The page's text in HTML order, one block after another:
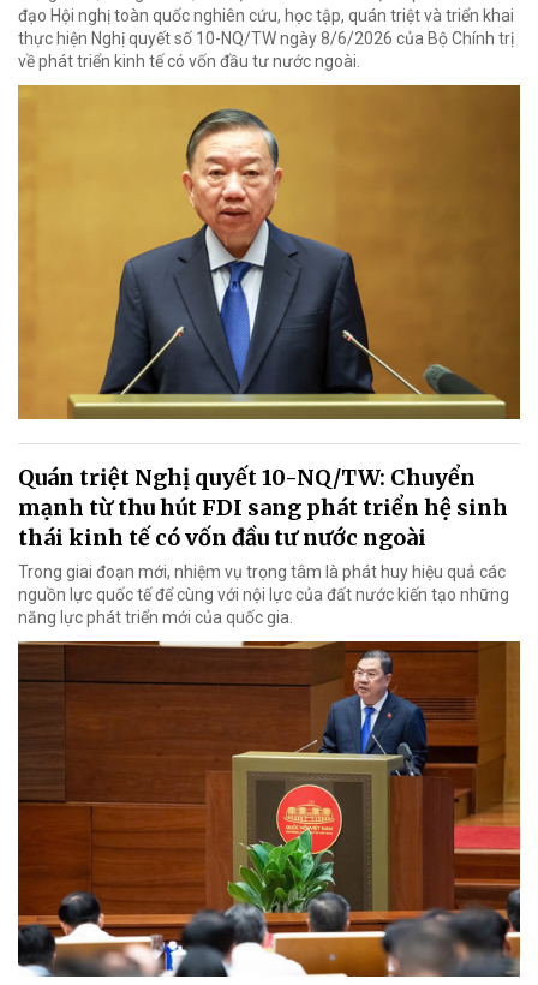
đạo Hội nghị toàn quốc nghiên cứu, học tập, quán triệt và triển khai
thực hiện Nghị quyết số 10-NQ/TW ngày 8/6/2026 của Bộ Chính trị
về phát triển kinh tế có vốn đầu tư nước ngoài.
Quán triệt Nghị quyết 10-NQ/TW: Chuyển
mạnh từ thu hút FDI sang phát triển hệ sinh
thái kinh tế có vốn đầu tư nước ngoài
Trong giai đoạn mới, nhiệm vụ trọng tâm là phát huy hiệu quả các
nguồn lực quốc tế để cùng với nội lực của đất nước kiến tạo những
năng lực phát triển mới của quốc gia.